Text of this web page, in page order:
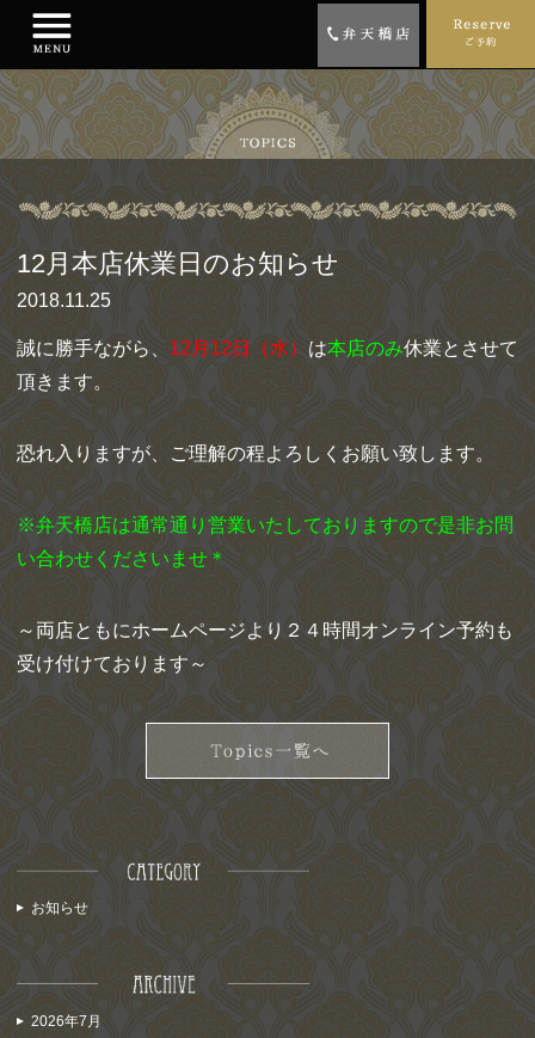
12月本店休業日のお知らせ
2018.11.25
誠に勝手ながら、12月12日（水） は本店のみ休業とさせて
頂きます。
恐れ入りますが、ご理解の程よろしくお願い致します。
※弁天橋店は通常通り営業いたしておりますので是非お問
い合わせくださいませ＊
～両店ともにホームページより２４時間オンライン予約も
受け付けております～
お知らせ
2026年7月